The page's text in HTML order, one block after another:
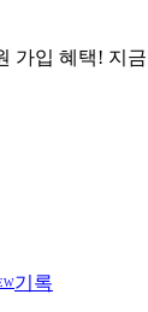
가입 혜택! 지
기록